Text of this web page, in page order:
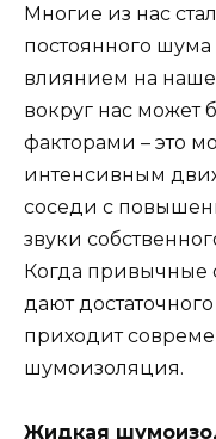
Многие из нас
постоянного
влиянием на
вокруг нас может
факторами – это
интенсивным
соседи с
звуки
Когда привычные
дают
приходит
шумоизоляция.
Жидкая